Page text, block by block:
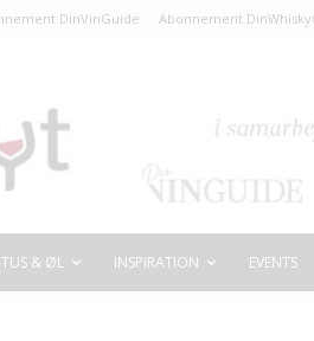
DinVinGuide Abonnement
& ØL INSPIRATION EVENTS